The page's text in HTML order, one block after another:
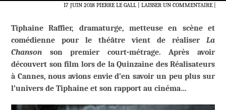
17 JUIN 2018 PIERRE LE GALL LAISSER UN COMMENTAIRE|
Tiphaine Raffier, dramaturge, metteuse en scène et
comédienne pour le théâtre vient de réaliser La
Chanson son premier court-métrage. Après avoir
découvert son film lors de la Quinzaine des Réalisateurs
à Cannes, nous avions envie d’en savoir un peu plus sur
l’univers de Tiphaine et son rapport au cinéma…